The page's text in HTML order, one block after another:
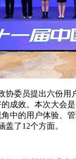
委员提出六份
成效。本次大会
中的用户体验、
了12个方面。